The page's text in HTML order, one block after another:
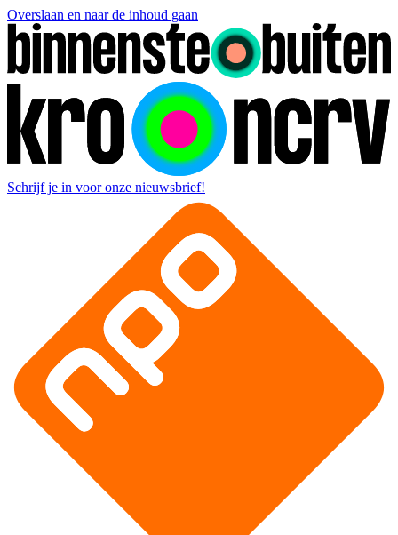
Overslaan en naar de inhoud gaan
Schrijf je in voor onze nieuwsbrief!